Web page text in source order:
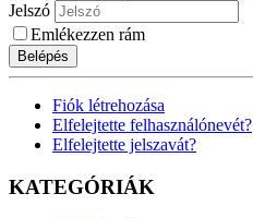
Jelszó
Emlékezzen rám
Belépés
Fiók létrehozása
Elfelejtette felhasználónevét?
Elfelejtette jelszavát?
KATEGÓRIÁK